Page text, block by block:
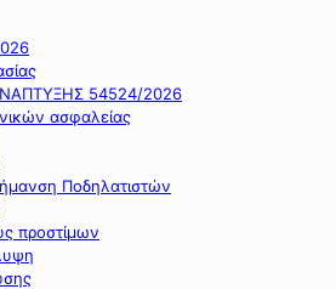
54524/2026
ασφαλείας
Ποδηλατιστών
προστίμων